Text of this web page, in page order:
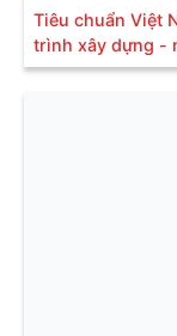
Tiêu chuẩn Việt
trình xây dựng -